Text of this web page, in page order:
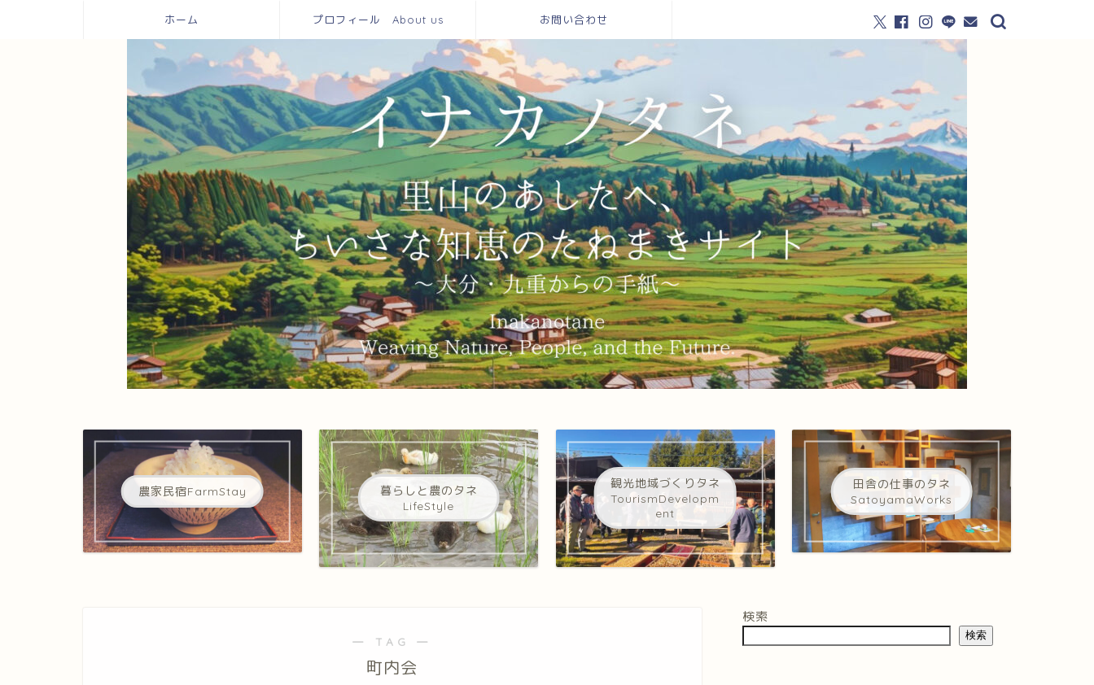
ホーム プロフィール About us お問い合わせ
農家民宿FarmStay
暮らしと農のタネ
LifeStyle
観光地域づくりタネ
TourismDevelopm
ent
田舎の仕事のタネ
SatoyamaWorks
― TAG ―
町内会
検索
検索